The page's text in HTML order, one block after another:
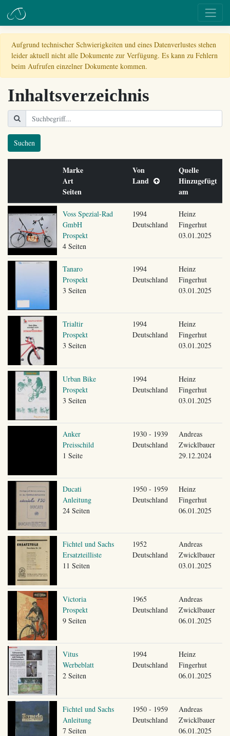
Aufgrund technischer Schwierigkeiten und eines Datenverlustes stehen
leider aktuell nicht alle Dokumente zur Verfügung. Es kann zu Fehlern
beim Aufrufen einzelner Dokumente kommen.
Inhaltsverzeichnis
Suchen
Marke
Art
Seiten
Von
Land
Quelle
Hinzugefügt
am
Voss Spezial-Rad
GmbH
Prospekt
4 Seiten
1994
Deutschland
Heinz
Fingerhut
03.01.2025
Tanaro
Prospekt
3 Seiten
1994
Deutschland
Heinz
Fingerhut
03.01.2025
Trialtir
Prospekt
3 Seiten
1994
Deutschland
Heinz
Fingerhut
03.01.2025
Urban Bike
Prospekt
3 Seiten
1994
Deutschland
Heinz
Fingerhut
03.01.2025
Anker
Preisschild
1 Seite
1930 - 1939
Deutschland
Andreas
Zwicklbauer
29.12.2024
Ducati
Anleitung
24 Seiten
1950 - 1959
Deutschland
Heinz
Fingerhut
06.01.2025
Fichtel und Sachs
Ersatzteilliste
11 Seiten
1952
Deutschland
Andreas
Zwicklbauer
03.01.2025
Victoria
Prospekt
9 Seiten
1965
Deutschland
Andreas
Zwicklbauer
06.01.2025
Vitus
Werbeblatt
2 Seiten
1994
Deutschland
Heinz
Fingerhut
06.01.2025
Fichtel und Sachs
Anleitung
7 Seiten
1950 - 1959
Deutschland
Andreas
Zwicklbauer
06.01.2025